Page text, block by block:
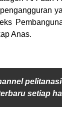
Anas.
setiap